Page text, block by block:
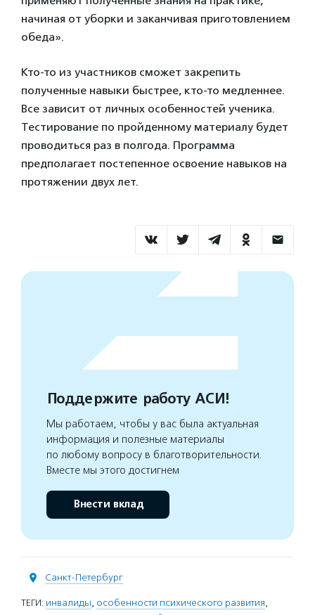
начиная от уборки и заканчивая приготовлением
обеда».
Кто-то из участников сможет закрепить
полученные навыки быстрее, кто-то медленнее.
Все зависит от личных особенностей ученика.
Тестирование по пройденному материалу будет
проводиться раз в полгода. Программа
предполагает постепенное освоение навыков на
протяжении двух лет.
Поддержите работу АСИ!
Мы работаем, чтобы у вас была актуальная
информация и полезные материалы
по любому вопросу в благотворительности.
Вместе мы этого достигнем
Внести вклад
Санкт-Петербург
ТЕГИ: инвалиды, особенности психического развития,